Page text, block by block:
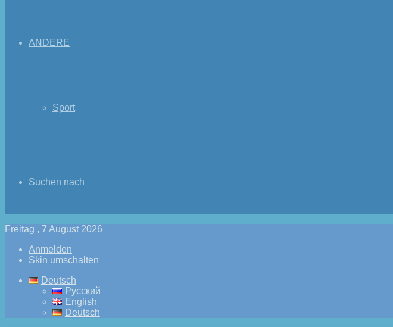
ANDERE
Sport
Suchen nach
Freitag , 7 August 2026
Anmelden
Skin umschalten
Deutsch
Русский
English
Deutsch